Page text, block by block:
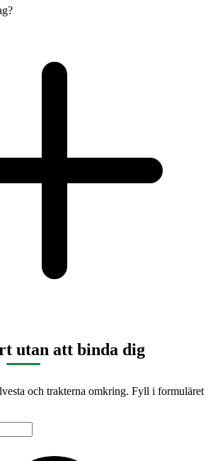
utan att binda dig
och trakterna omkring. Fyll i formuläret